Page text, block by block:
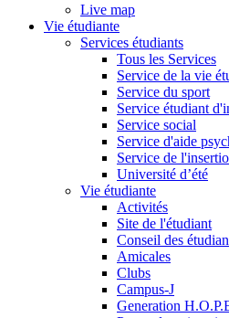
Live map
Vie étudiante
Services étudiants
Tous les Services
Service de la vie
Service du sport
Service étudiant
Service social
Service d'aide
Service de
Université d’été
Vie étudiante
Activités
Site de l'étudiant
Conseil des
Amicales
Clubs
Campus-J
Generation